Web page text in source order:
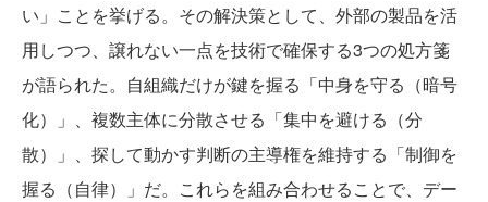
い」ことを挙げる。その解決策として、外部の製品を活
用しつつ、譲れない一点を技術で確保する3つの処方箋
が語られた。自組織だけが鍵を握る「中身を守る（暗号
化）」、複数主体に分散させる「集中を避ける（分
散）」、探して動かす判断の主導権を維持する「制御を
握る（自律）」だ。これらを組み合わせることで、デー